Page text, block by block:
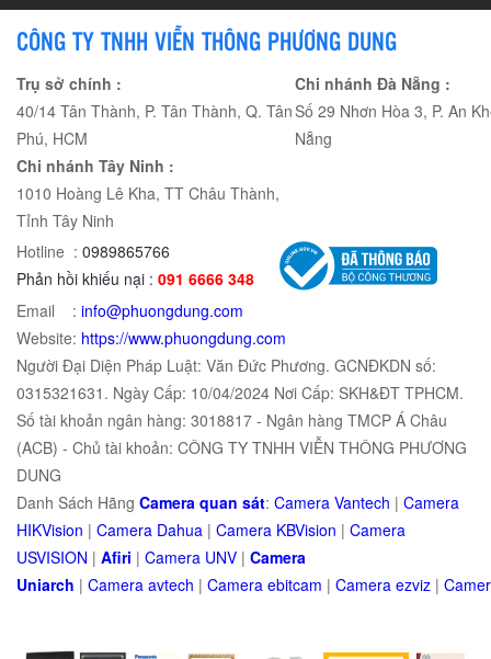
CÔNG TY TNHH VIỄN THÔNG PHƯƠNG DUNG
Trụ sở chính :
40/14 Tân Thành, P. Tân Thành, Q. Tân
Phú, HCM
Chi nhánh Đà Nẵng :
Số 29 Nhơn Hòa 3, P. An
Nẵng
Chi nhánh Tây Ninh :
1010 Hoàng Lê Kha, TT Châu Thành,
Tỉnh Tây Ninh
Hotline : 0989865766
Phản hồi khiếu nại : 091 6666 348
Email : info@phuongdung.com
Website: https://www.phuongdung.com
Người Đại Diện Pháp Luật: Văn Đức Phương. GCNĐKDN số:
0315321631. Ngày Cấp: 10/04/2024 Nơi Cấp: SKH&ĐT TPHCM.
Số tài khoản ngân hàng: 3018817 - Ngân hàng TMCP Á Châu
(ACB) - Chủ tài khoản: CÔNG TY TNHH VIỄN THÔNG PHƯƠNG
DUNG
Danh Sách Hãng Camera quan sát: Camera Vantech | Camera
HIKVision | Camera Dahua | Camera KBVision | Camera
USVISION | Afiri | Camera UNV | Camera
Uniarch | Camera avtech | Camera ebitcam | Camera ezviz |